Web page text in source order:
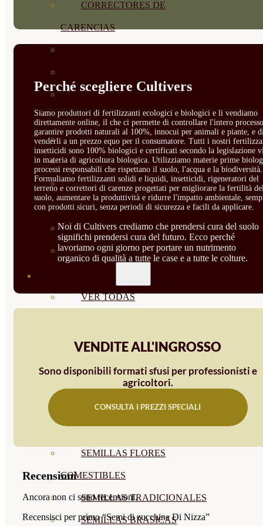
CORRECTORES DE
CARENCIAS
REGENERADORES DEL
SUELO
ÁCIDOS HÚMICOS
MATERIAS PRIMAS
PROTECCIÓN CULTIVOS Y
PLANTAS
PLANTAS INTERIOR
GROWPUNCH
VER TODAS
HORTALIZA FRUTO
SEMILLAS AROMÁTICAS
SEMILLAS FLORES
COMESTIBLES
SEMILLAS TRADICIONALES
SEMILLAS BRASICAS
Perché scegliere Cultivers
Siamo produttori di fertilizzanti ecologici e biologici e li vendiamo
direttamente online, il che ci permette di controllare l'intero
garantire prodotti naturali al 100%, innocui per animali e piante, e
venderli a un prezzo equo per il consumatore. Tutti i nostri
insetticidi sono 100% biologici e certificati secondo la legislazione
in materia di agricoltura biologica. Utilizziamo materie prime
processi responsabili che rispettano il suolo, l'acqua e la biodiversità.
Formuliamo fertilizzanti solidi e liquidi, insetticidi, rigeneratori del
terreno e correttori di carenze progettati per migliorare la fertilità
suolo, aumentare la produttività e ridurre l'impatto ambientale,
con prodotti sicuri, senza periodi di sicurezza e facili da applicare.
Noi di Cultivers crediamo che prendersi cura del suolo
significhi prendersi cura del futuro. Ecco perché
lavoriamo ogni giorno per portare un nutrimento
organico di qualità a tutte le case e a tutte le colture.
VENDITE ALL'INGROSSO
Sono disponibili formati sfusi per professionisti e
agricoltori.
CONSULTA I PREZZI SPECIALI
Recensioni
Ancora non ci sono recensioni.
Recensisci per primo “Semi di zucchine Di Nizza”